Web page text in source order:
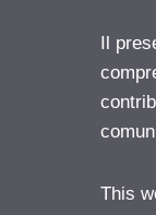
Il
This